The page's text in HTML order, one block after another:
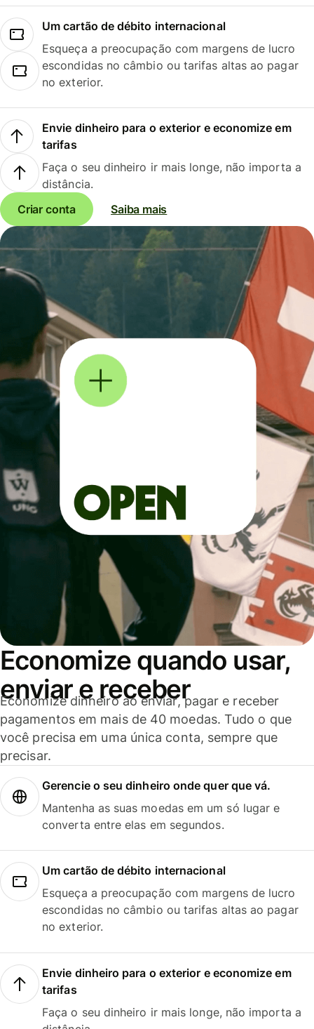
Um cartão de débito internacional
Esqueça a preocupação com margens de lucro
escondidas no câmbio ou tarifas altas ao pagar
no exterior.
Envie dinheiro para o exterior e economize em
tarifas
Faça o seu dinheiro ir mais longe, não importa a
distância.
Criar conta
Saiba mais
Economize quando usar,
enviar e receber
Economize dinheiro ao enviar, pagar e receber
pagamentos em mais de 40 moedas. Tudo o que
você precisa em uma única conta, sempre que
precisar.
Gerencie o seu dinheiro onde quer que vá.
Mantenha as suas moedas em um só lugar e
converta entre elas em segundos.
Um cartão de débito internacional
Esqueça a preocupação com margens de lucro
escondidas no câmbio ou tarifas altas ao pagar
no exterior.
Envie dinheiro para o exterior e economize em
tarifas
Faça o seu dinheiro ir mais longe, não importa a